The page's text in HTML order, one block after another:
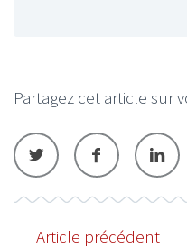
Partagez cet article sur
Article précédent